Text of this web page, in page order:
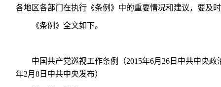
各地区各部门在执行《条例》中的重要情况和建议，要及
《条例》全文如下。
中国共产党巡视工作条例（2015年6月26日中共中央
年2月8日中共中央发布）